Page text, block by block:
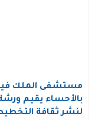
مستشفى الملك
بالأحساء يقيم
لنشر ثقافة